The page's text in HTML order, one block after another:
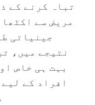
تباہ کرنے کے
مریض سے
جینیاتی
نتیجے میں،
بہت ہی خاص
افراد کے